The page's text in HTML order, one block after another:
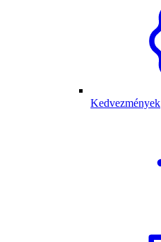
Kedvezmények